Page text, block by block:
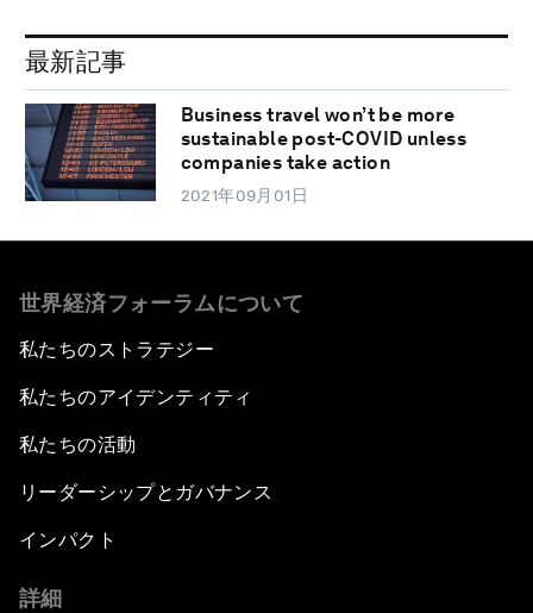
最新記事
Business travel won’t be more
sustainable post-COVID unless
companies take action
2021年09月01日
世界経済フォーラムについて
私たちのストラテジー
私たちのアイデンティティ
私たちの活動
リーダーシップとガバナンス
インパクト
詳細